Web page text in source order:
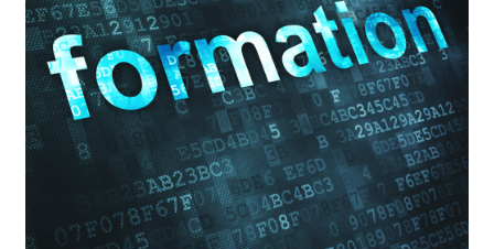
CONTACT
FACEBOOK
YOUTUBE